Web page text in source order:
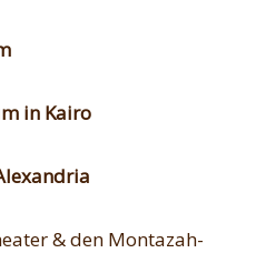
in Kairo
& den Montazah-